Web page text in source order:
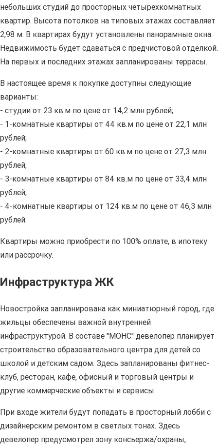
небольших студий до просторных четырехкомнатных
квартир. Высота потолков на типовых этажах составляет
2,98 м. В квартирах будут установлены панорамные окна.
Недвижимость будет сдаваться с предчистовой отделкой.
На первых и последних этажах запланированы террасы.
В настоящее время к покупке доступны следующие
варианты:
- студии от 23 кв.м по цене от 14,2 млн рублей;
- 1-комнатные квартиры от 44 кв.м по цене от 22,1 млн
рублей;
- 2-комнатные квартиры от 60 кв.м по цене от 27,3 млн
рублей;
- 3-комнатные квартиры от 84 кв.м по цене от 33,4 млн
рублей;
- 4-комнатные квартиры от 124 кв.м по цене от 46,3 млн
рублей.
Квартиры можно приобрести по 100% оплате, в ипотеку
или рассрочку.
Инфраструктура ЖК
Новостройка запланирована как миниатюрный город, где
жильцы обеспечены важной внутренней
инфраструктурой. В составе "МОНС" девелопер планирует
строительство образовательного центра для детей со
школой и детским садом. Здесь запланированы фитнес-
клуб, ресторан, кафе, офисный и торговый центры и
другие коммерческие объекты и сервисы.
При входе жители будут попадать в просторный лобби с
дизайнерским ремонтом в светлых тонах. Здесь
девелопер предусмотрел зону консьержа/охраны,